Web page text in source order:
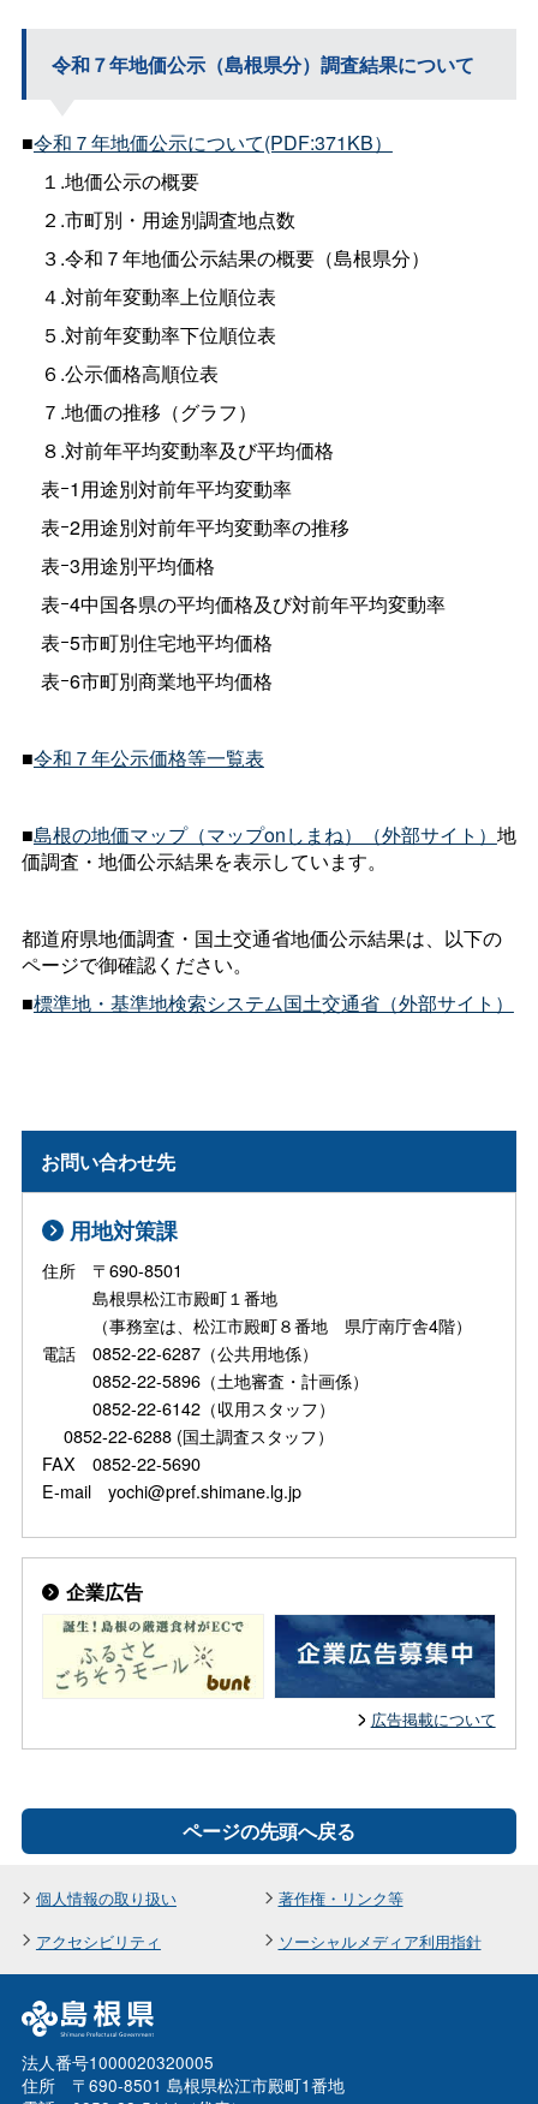
令和７年地価公示（島根県分）調査結果について
■令和７年地価公示について(PDF:371KB）
１.地価公示の概要
２.市町別・用途別調査地点数
３.令和７年地価公示結果の概要（島根県分）
４.対前年変動率上位順位表
５.対前年変動率下位順位表
６.公示価格高順位表
７.地価の推移（グラフ）
８.対前年平均変動率及び平均価格
表ｰ1用途別対前年平均変動率
表ｰ2用途別対前年平均変動率の推移
表ｰ3用途別平均価格
表ｰ4中国各県の平均価格及び対前年平均変動率
表ｰ5市町別住宅地平均価格
表ｰ6市町別商業地平均価格
■令和７年公示価格等一覧表
■島根の地価マップ（マップonしまね）（外部サイト） 地
価調査・地価公示結果を表示しています。
都道府県地価調査・国土交通省地価公示結果は、以下の
ページで御確認ください。
■標準地・基準地検索システム国土交通省（外部サイト）
お問い合わせ先
用地対策課
住所 〒690-8501
島根県松江市殿町１番地
（事務室は、松江市殿町８番地 県庁南庁舎4階）
電話 0852-22-6287（公共用地係）
0852-22-5896（土地審査・計画係）
0852-22-6142（収用スタッフ）
0852-22-6288 (国土調査スタッフ）
FAX 0852-22-5690
E-mail yochi@pref.shimane.lg.jp
企業広告
広告掲載について
ページの先頭へ戻る
個人情報の取り扱い
著作権・リンク等
アクセシビリティ
ソーシャルメディア利用指針
法人番号1000020320005
住所 〒690-8501 島根県松江市殿町1番地